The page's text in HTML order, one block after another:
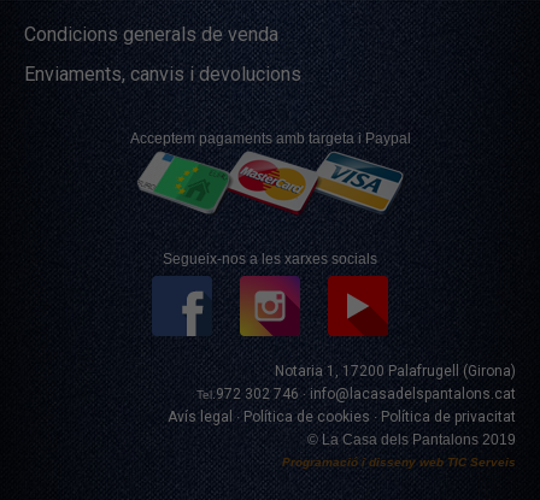
Condicions generals de venda
Enviaments, canvis i devolucions
Acceptem pagaments amb targeta i Paypal
Segueix-nos a les xarxes socials
Notaria 1, 17200 Palafrugell (Girona)
Tel.972 302 746 ·info@lacasadelspantalons.cat
Avís legal
· Política de cookies · Política de privacitat
© La Casa dels Pantalons 2019
Programació i disseny web TIC Serveis